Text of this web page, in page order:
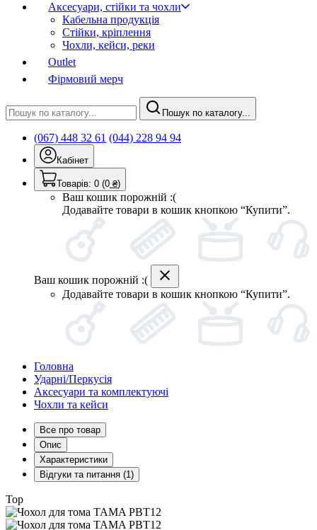
Аксесуари, стійки та чохли
Кабельна продукція
Стійки, кріплення
Чохли, кейси, реки
Outlet
Фірмовий мерч
Пошук по каталогу...
(067) 448 32 61 (044) 228 94 94
Кабінет
Товарів: 0 (0 ₴)
Ваш кошик порожній :(
Додавайте товари в кошик кнопкою “Купити”.
Ваш кошик порожній :(
Додавайте товари в кошик кнопкою “Купити”.
Головна
Ударні/Перкусія
Аксесуари та комплектуючі
Чохли та кейси
Все про товар
Опис
Характеристики
Відгуки та питання (1)
Top